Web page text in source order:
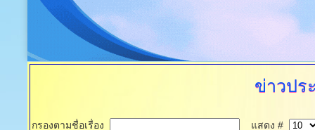
ข่าวปร
กรองตามชื่อเรื่อง แสดง #